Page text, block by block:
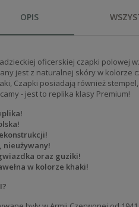
OPIS
oficerskiej czapki polowej
jest z naturalnej skóry w kolorze
Czapki posiadają również
- jest to replika klasy Premium!
nieużywany!
oraz guziki!
w kolorze khaki!